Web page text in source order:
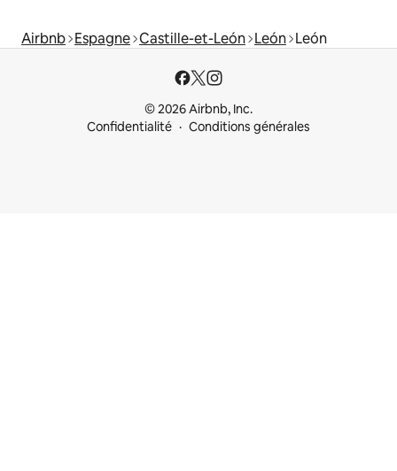
Airbnb Espagne Castille-et-León León León
© 2026 Airbnb, Inc.
Confidentialité
Conditions générales